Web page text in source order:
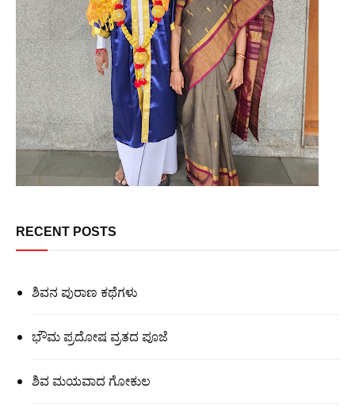
RECENT POSTS
ಶಿವನ ಪುರಾಣ ಕಥೆಗಳು
ಭೌಮ ಪ್ರದೋಷ ವ್ರತದ ಪೂಜೆ
ಶಿವ ಮಯವಾದ ಗೋಕುಲ